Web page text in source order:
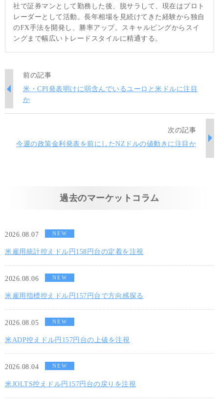
社で証券マンとして勤務した後、脱サラして、現在はプロト
レーダーとして活動。長年相場を見続けてきた経験から独自
のFX手法を開発し、勝率アップ。スキャルピングからスイ
ングまで幅広いトレードスタイルに精通する。
前の記事
米・CPI発表明けに弱含んでいるユーロと米ドルに注目
か
次の記事
今週の政策金利発表を前にしたNZドルの値動きに注目か
過去のマーケットコラム
2026.08.07 NEW
米雇用統計控えドル円158円台の定着を注視
2026.08.06 NEW
米雇用指標控えドル円157円台で方向感探る
2026.08.05 NEW
米ADP控えドル円157円台の上値を注視
2026.08.04 NEW
米JOLTS控えドル円157円台の戻りを注視